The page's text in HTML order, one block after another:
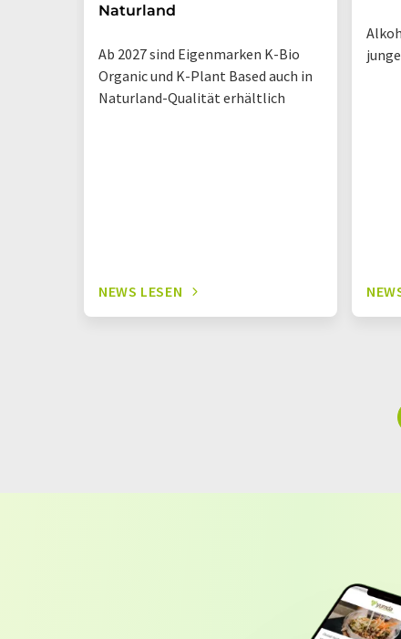
Naturland
Ab 2027 sind Eigenmarken K-Bio
Organic und K-Plant Based auch in
Naturland-Qualität erhältlich
NEWS LESEN